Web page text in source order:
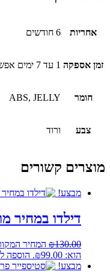
אחריות 6 חודשים
זמן אספקה 1 עד 7 ימים אפשרות לאיסוף עצמי
חומר ABS, JELLY
צבע ורוד
מוצרים קשורים
מבצע!
דילדו במחיר
₪130.00 המחיר המקורי
הוא: ₪99.00.
הוספה
מבצע!